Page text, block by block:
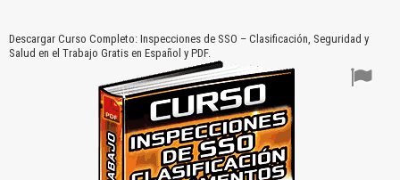
Descargar Curso Completo: Inspecciones de SSO – Clasificación, Seguridad y
Salud en el Trabajo Gratis en Español y PDF.